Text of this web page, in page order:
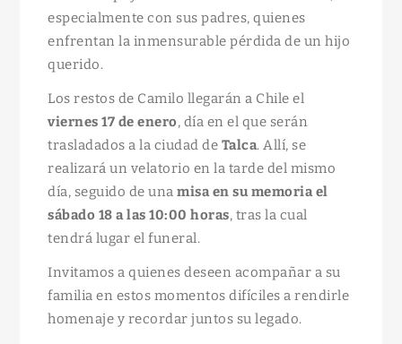
especialmente con sus padres, quienes
enfrentan la inmensurable pérdida de un hijo
querido.
Los restos de Camilo llegarán a Chile el
viernes 17 de enero, día en el que serán
trasladados a la ciudad de Talca. Allí, se
realizará un velatorio en la tarde del mismo
día, seguido de unamisa en su memoria el
sábado 18 a las 10:00 horas, tras la cual
tendrá lugar el funeral.
Invitamos a quienes deseen acompañar a su
familia en estos momentos difíciles a rendirle
homenaje y recordar juntos su legado.